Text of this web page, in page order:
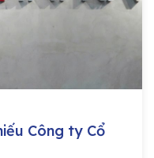
Công ty Cổ